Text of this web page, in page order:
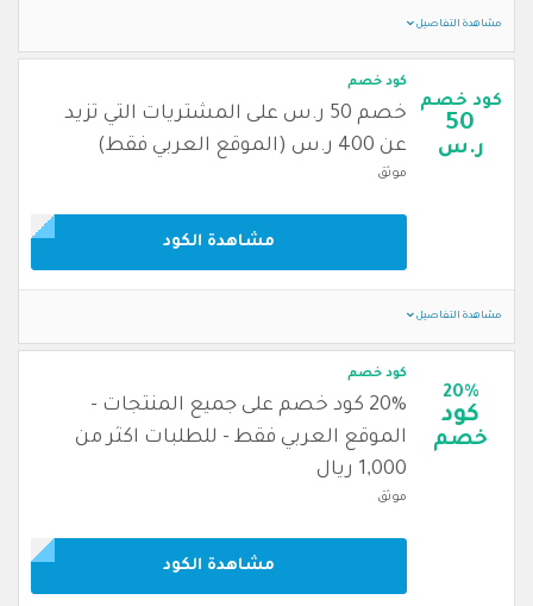
مشاهدة التفاصيل
كود خصم
50
ر.س
كود خصم
خصم 50 ر.س على المشتريات التي تزيد
عن 400 ر.س (الموقع العربي فقط)
موثق
مشاهدة الكود
مشاهدة التفاصيل
20%
كود
خصم
كود خصم
20% كود خصم على جميع المنتجات -
الموقع العربي فقط - للطلبات اكثر من
1,000 ريال
موثق
مشاهدة الكود